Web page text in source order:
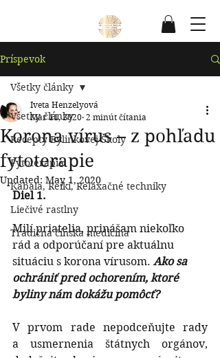
Príspevok
Všetky články
Recepty Bylinkovej Školy
Fytoterapia
Kabala, Reiki, Relaxačné techniky
Liečivé rastlny
Tradičná čínska medicína
Všetky články
Korona vírus – z pohľadu
fytoterapie
Iveta Henzelyová
Mar 11, 2020 2 minút čítania
Updated: May 1, 2020
Diel 1.
Milí priatelia, prinášam niekoľko
rád a odporúčaní pre aktuálnu
situáciu s korona vírusom. Ako sa
ochrániť pred ochorením, ktoré
byliny nám dokážu pomôcť?
V prvom rade nepodceňujte rady
a usmernenia štátnych orgánov,